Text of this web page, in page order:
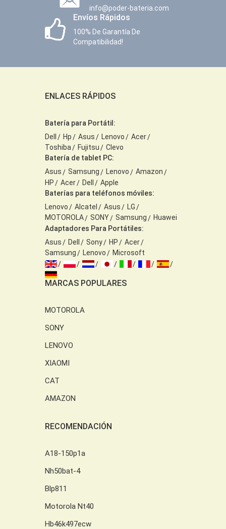
info@poder-bateria.com
Envíos Rápidos
100% De Garantía De
Compatibilidad!
ENLACES RÁPIDOS
Batería para Portátil:
Dell
Hp Asus Lenovo
Acer
Toshiba
Fujitsu
Clevo
Batería de tablet PC:
Asus
Samsung Lenovo
Amazon
HP
Acer Dell
Apple
Baterías para teléfonos móviles:
Lenovo
Alcatel Asus
LG
MOTOROLA
SONY Samsung
Huawei
Adaptadores Para Portátiles:
Asus
Dell Sony HP
Acer
Samsung
Lenovo Microsoft
MARCAS POPULARES
MOTOROLA
SONY
LENOVO
XIAOMI
CAT
AMAZON
RECOMENDACIÓN
A18-150p1a
Nh50bat-4
Blp811
Motorola Nt40
Hb46k497ecw